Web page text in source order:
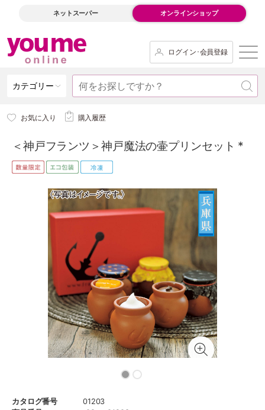
ネットスーパー オンラインショップ
ログイン･会員登録
カテゴリー
お気に入り 購入履歴
＜神戸フランツ＞神戸魔法の壷プリンセット *
カタログ番号
01203